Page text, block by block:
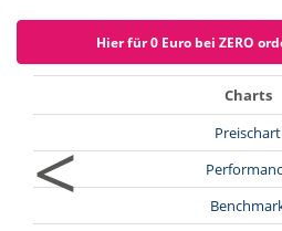
Hier für 0 Euro bei ZERO
<
Charts
Preischart